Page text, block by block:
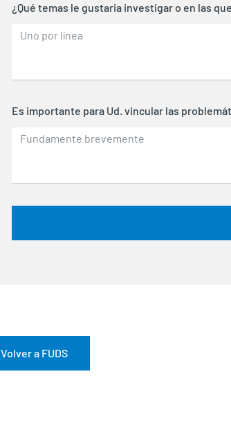
¿Qué temas le gustaria investigar o en las
Es importante para Ud. vincular las
Volver a FUDS